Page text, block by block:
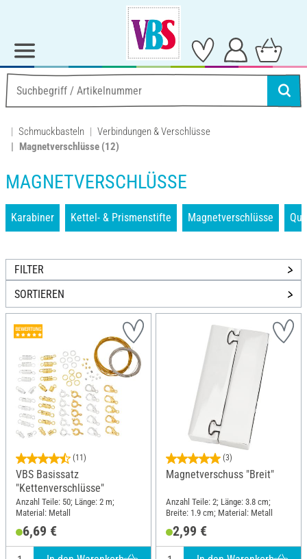
Schmuckbasteln
Verbindungen & Verschlüsse
Magnetverschlüsse (12)
MAGNETVERSCHLÜSSE
Karabiner Kettel- & Prismenstifte Magnetverschlüsse
FILTER
SORTIEREN
(11)
VBS Basissatz
"Kettenverschlüsse"
Anzahl Teile: 50; Länge: 2 m;
Material: Metall
6,69 €
(3)
Magnetverschuss "Breit"
Anzahl Teile: 2; Länge: 3.8 cm;
Breite: 1.9 cm; Material: Metall
2,99 €